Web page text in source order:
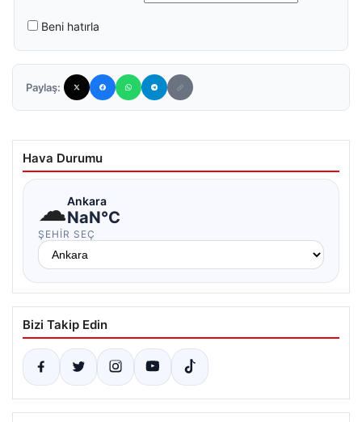
Beni hatırla
Paylaş:
Hava Durumu
☁Ankara
NaN°C
ŞEHIR SEÇ
Bizi Takip Edin